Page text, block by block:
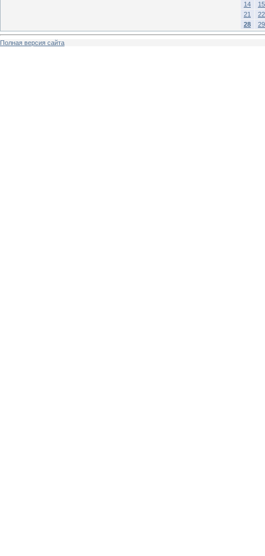
14
15
21
22
28
29
Полная версия сайта